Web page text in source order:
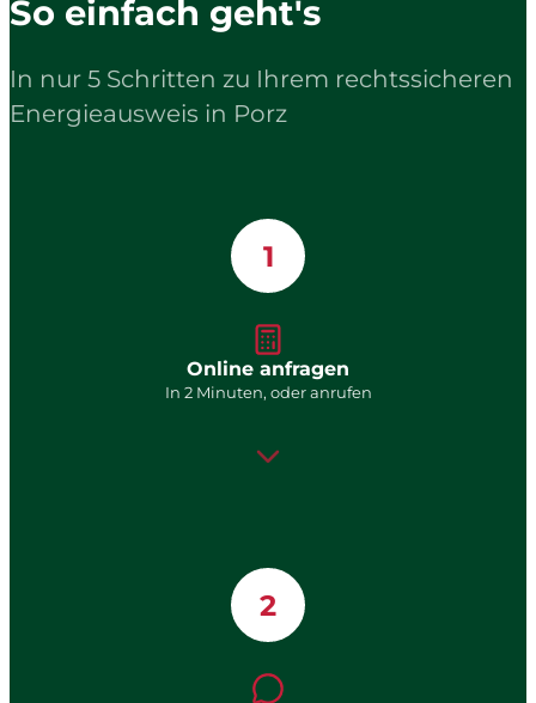
So einfach geht's
In nur 5 Schritten zu Ihrem rechtssicheren
Energieausweis in Porz
1
Online anfragen
In 2 Minuten, oder anrufen
2